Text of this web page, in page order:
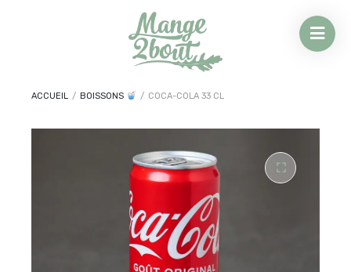
ACCUEIL / BOISSONS / COCA-COLA 33 CL